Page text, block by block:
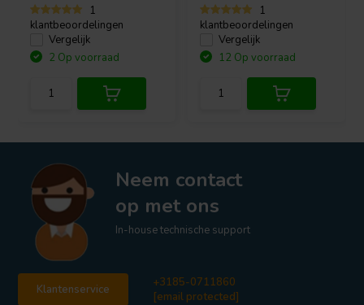
1
klantbeoordelingen
Vergelijk
2 Op voorraad
1
klantbeoordelingen
Vergelijk
12 Op voorraad
Neem contact
op met ons
In-house technische support
Klantenservice
+3185-0711860
[email protected]